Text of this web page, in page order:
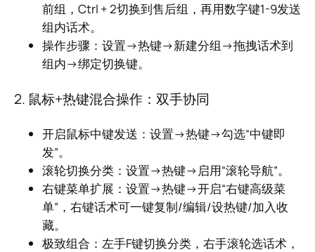
前组，Ctrl + 2切换到售后组，再用数字键1-9发送
组内话术。
操作步骤：设置→热键→新建分组→拖拽话术到
组内→绑定切换键。
2. 鼠标+热键混合操作：双手协同
开启鼠标中键发送：设置→热键→勾选“中键即
发”。
滚轮切换分类：设置→热键→启用“滚轮导航”。
右键菜单扩展：设置→热键→开启“右键高级菜
单”，右键话术可一键复制/编辑/设热键/加入收
藏。
极致组合：左手F键切换分类，右手滚轮选话术，